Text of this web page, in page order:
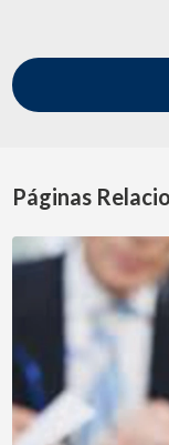
Páginas